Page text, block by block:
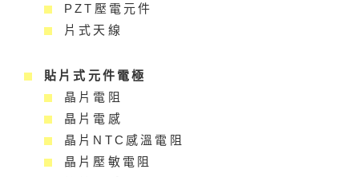
PZT壓電元件
片式天線
貼片式元件電極
晶片電阻
晶片電感
晶片NTC感溫電阻
晶片壓敏電阻